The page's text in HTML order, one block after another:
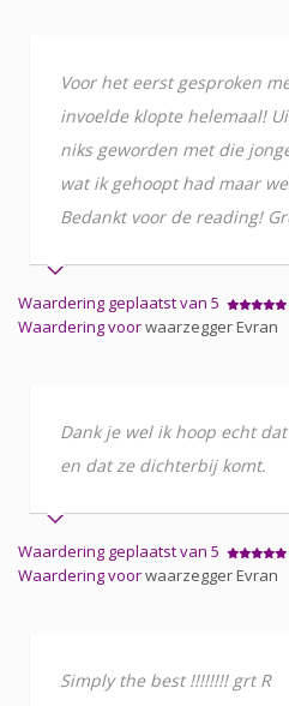
Voor het eerst gesproken
invoelde klopte helemaal!
niks geworden met die
wat ik gehoopt had maar
Bedankt voor de reading!
Waardering geplaatst van 5
Waardering voorwaarzegger Evran
Dank je wel ik hoop echt
en dat ze dichterbij komt.
Waardering geplaatst van 5
Waardering voorwaarzegger Evran
Simply the best !!!!!!!! grt R